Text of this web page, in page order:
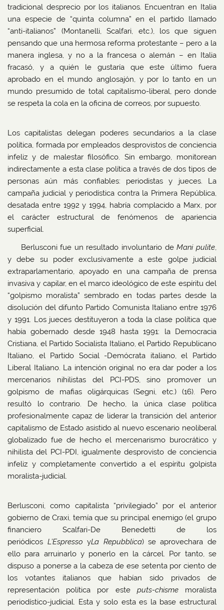
tradicional desprecio por los italianos. Encuentran en Italia
una especie de “quinta columna” en el partido llamado
“anti-italianos” (Montanelli, Scalfari, etc.), los que siguen
pensando que una hermosa reforma protestante – pero a la
manera inglesa, y no a la francesa o alemán – en Italia
fracasó, y a quién le gustaría que este último fuera
aprobado en el mundo anglosajón, y por lo tanto en un
mundo presumido de total capitalismo-liberal, pero donde
se respeta la cola en la oficina de correos, por supuesto.
Los capitalistas delegan poderes secundarios a la clase
política, formada por empleados desprovistos de conciencia
infeliz y de malestar filosófico. Sin embargo, monitorean
indirectamente a esta clase política a través de dos tipos de
personas aún más confiables: periodistas y jueces. La
campaña judicial y periodística contra la Primera República,
desatada entre 1992 y 1994, habría complacido a Marx, por
el carácter estructural de fenómenos de apariencia
superficial.
Berlusconi fue un resultado involuntario deMani pulite,
y debe su poder exclusivamente a este golpe judicial
extraparlamentario, apoyado en una campaña de prensa
invasiva y capilar, en el marco ideológico de este espíritu del
“golpismo moralista” sembrado en todas partes desde la
disolución del difunto Partido Comunista Italiano entre 1976
y 1991. Los jueces destituyeron a toda la clase política que
había gobernado desde 1948 hasta 1991: la Democracia
Cristiana, el Partido Socialista Italiano, el Partido Republicano
Italiano, el Partido Social -Demócrata italiano, el Partido
Liberal Italiano. La intención original no era dar poder a los
mercenarios nihilistas del PCI-PDS, sino promover un
golpismo de mafias oligárquicas (Segni, etc.) (16). Pero
resultó lo contrario. De hecho, la única clase política
profesionalmente capaz de liderar la transición del anterior
capitalismo de Estado asistido al nuevo escenario neoliberal
globalizado fue de hecho el mercenarismo burocrático y
nihilista del PCI-PDI, igualmente desprovisto de conciencia
infeliz y completamente convertido a el espíritu golpista
moralista-judicial.
Berlusconi, como capitalista “privilegiado” por el anterior
gobierno de Craxi, temía que su principal enemigo (el grupo
financiero Scalfari-De Benedetti de los
periódicos L’Espresso yLa Repubblica) se aprovechara de
ello para arruinarlo y ponerlo en la cárcel. Por tanto, se
dispuso a ponerse a la cabeza de ese setenta por ciento de
los votantes italianos que habían sido privados de
representación política por este puts-chisme moralista
periodístico-judicial. Esta y solo esta es la base estructural